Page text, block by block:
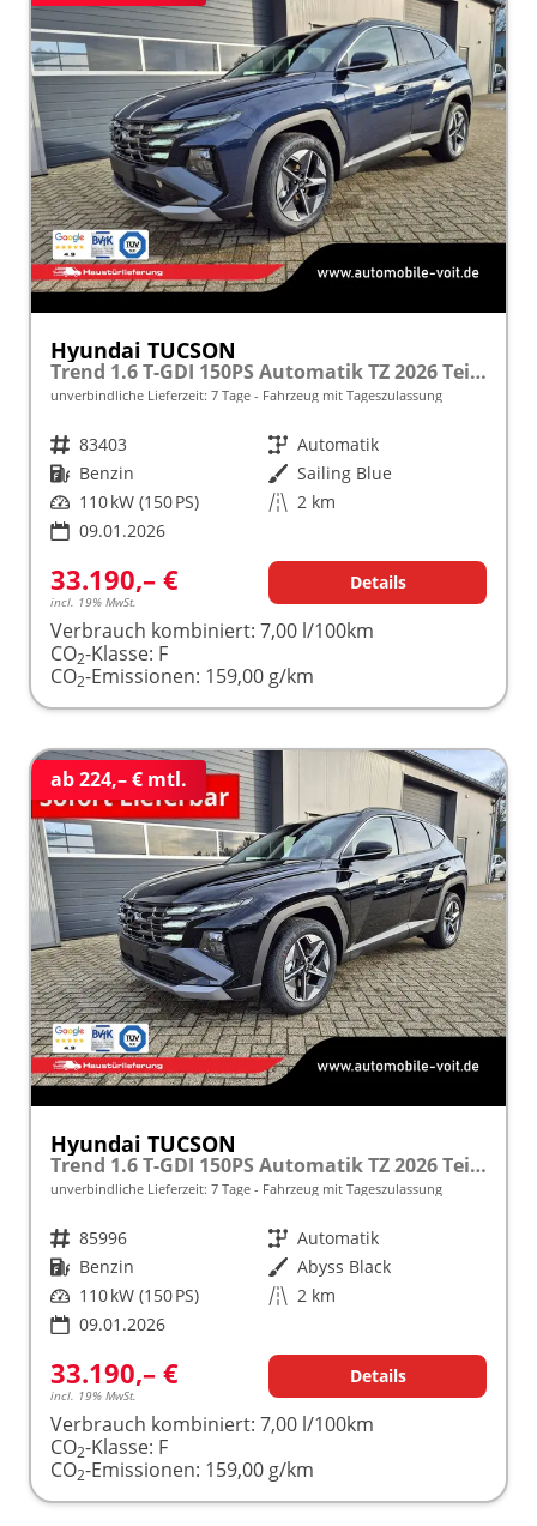
Hyundai TUCSON
Trend 1.6 T-GDI 150PS Automatik TZ 2026 Teil-Leder Sitzheizung v+h Lenkradheizung Klimaautomatik Navi Touchscreen DAB+ Apple CarPlay + Android Auto PDC Rückf.-Kamera Matrix-LED-Scheinw.
unverbindliche Lieferzeit: 7 Tage Fahrzeug mit Tageszulassung
Fahrzeugnr. 83403 Getriebe Automatik
Kraftstoff Benzin Außenfarbe Sailing Blue
Leistung 110 kW (150 PS) Kilometerstand 2 km
09.01.2026
33.190,– €
incl. 19% MwSt.
Details
Verbrauch kombiniert: 7,00 l/100km
CO2-Klasse: F
CO2-Emissionen: 159,00 g/km
ab 224,– € mtl.
Hyundai TUCSON
Trend 1.6 T-GDI 150PS Automatik TZ 2026 Teil-Leder Sitzheizung v+h Lenkradheizung Klimaautomatik Navi Touchscreen DAB+ Apple CarPlay + Android Auto PDC Rückf.-Kamera Matrix-LED-Scheinw.
unverbindliche Lieferzeit: 7 Tage Fahrzeug mit Tageszulassung
Fahrzeugnr. 85996 Getriebe Automatik
Kraftstoff Benzin Außenfarbe Abyss Black
Leistung 110 kW (150 PS) Kilometerstand 2 km
09.01.2026
33.190,– €
incl. 19% MwSt.
Details
Verbrauch kombiniert: 7,00 l/100km
CO2-Klasse: F
CO2-Emissionen: 159,00 g/km